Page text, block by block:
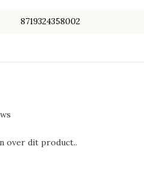
8719324358002
over dit product..